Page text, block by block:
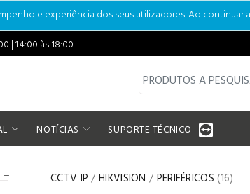
e experiência dos seus utilizadores. Ao continuar
| 14:00 às 18:00
NOTÍCIAS SUPORTE TÉCNICO
CCTV IP /HIKVISION /PERIFÉRICOS (16)